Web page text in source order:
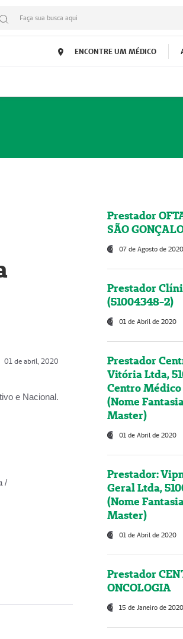
Faça sua busca aqui
ENCONTRE UM MÉDICO
01 de abril, 2020
e Nacional.
/
Prestador
SÃO
07 de Agosto de 2020
Prestador
(51004348-2)
01 de Abril de 2020
Prestador
Vitória Ltda,
Centro
(Nome
Master)
01 de Abril de 2020
Prestador:
Geral Ltda,
(Nome
Master)
01 de Abril de 2020
Prestador
ONCOLOGIA
15 de Janeiro de 2020